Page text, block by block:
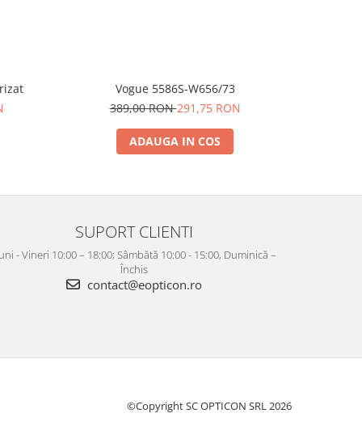
Vogue 5586S-W656/73
389,00 RON291,75 RON
ADAUGA IN COS
SUPORT CLIENTI
- Vineri 10:00 – 18:00; Sâmbătă 10:00 - 15:00, Duminică –
Închis
contact@eopticon.ro
©Copyright SC OPTICON SRL 2026